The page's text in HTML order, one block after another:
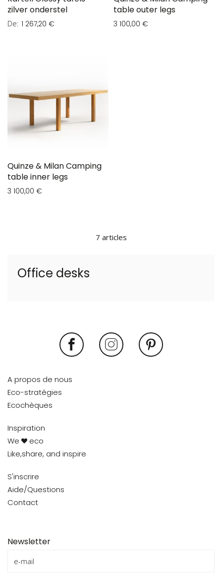
zilver onderstel
De 1 267,20 €
table outer legs
3 100,00 €
Quinze & Milan Camping
table inner legs
3 100,00 €
7 articles
Office desks
A propos de nous
Eco-stratégies
Ecochèques
Inspiration
We
eco
Like,share, and inspire
S'inscrire
Aide/Questions
Contact
Newsletter